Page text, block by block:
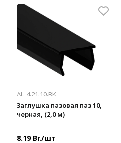
Стандартная длина,
2000
Масса, кг/м:
AL-4.21.10.BK
Заглушка пазовая паз 10,
черная, (2,0 м)
8.19 Br./шт